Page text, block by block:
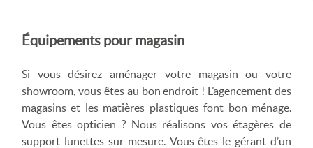
Équipements pour magasin
Si vous désirez aménager votre magasin ou votre
showroom, vous êtes au bon endroit ! L’agencement des
magasins et les matières plastiques font bon ménage.
Vous êtes opticien ? Nous réalisons vos étagères de
support lunettes sur mesure. Vous êtes le gérant d’un